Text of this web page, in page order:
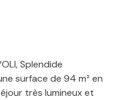
Splendide
surface de 94 m² en
très lumineux et